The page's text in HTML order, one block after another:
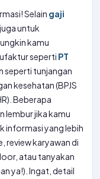
Selain gaji
untuk
kamu
seperti PT
seperti tunjangan
kesehatan (BPJS
Beberapa
lembur jika kamu
informasi yang lebih
review karyawan di
atau tanyakan
ya!). Ingat, detail